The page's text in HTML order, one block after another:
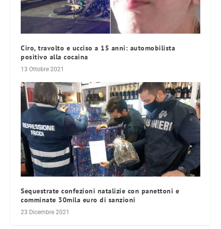
Ciro, travolto e ucciso a 15 anni: automobilista
positivo alla cocaina
13 Ottobre 2021
Sequestrate confezioni natalizie con panettoni e
comminate 30mila euro di sanzioni
23 Dicembre 2021